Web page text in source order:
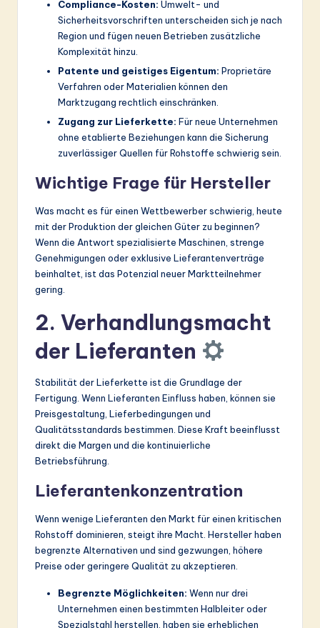
Compliance-Kosten: Umwelt- und
Sicherheitsvorschriften unterscheiden sich je nach
Region und fügen neuen Betrieben zusätzliche
Komplexität hinzu.
Patente und geistiges Eigentum: Proprietäre
Verfahren oder Materialien können den
Marktzugang rechtlich einschränken.
Zugang zur Lieferkette: Für neue Unternehmen
ohne etablierte Beziehungen kann die Sicherung
zuverlässiger Quellen für Rohstoffe schwierig sein.
Wichtige Frage für Hersteller
Was macht es für einen Wettbewerber schwierig, heute
mit der Produktion der gleichen Güter zu beginnen?
Wenn die Antwort spezialisierte Maschinen, strenge
Genehmigungen oder exklusive Lieferantenverträge
beinhaltet, ist das Potenzial neuer Marktteilnehmer
gering.
2. Verhandlungsmacht
der Lieferanten
Stabilität der Lieferkette ist die Grundlage der
Fertigung. Wenn Lieferanten Einfluss haben, können sie
Preisgestaltung, Lieferbedingungen und
Qualitätsstandards bestimmen. Diese Kraft beeinflusst
direkt die Margen und die kontinuierliche
Betriebsführung.
Lieferantenkonzentration
Wenn wenige Lieferanten den Markt für einen kritischen
Rohstoff dominieren, steigt ihre Macht. Hersteller haben
begrenzte Alternativen und sind gezwungen, höhere
Preise oder geringere Qualität zu akzeptieren.
Begrenzte Möglichkeiten: Wenn nur drei
Unternehmen einen bestimmten Halbleiter oder
Spezialstahl herstellen, haben sie erheblichen